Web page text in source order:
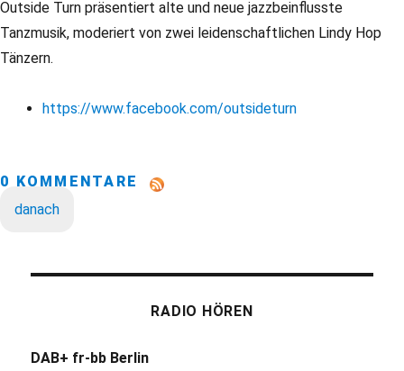
Outside Turn präsentiert alte und neue jazzbeinflusste
Tanzmusik, moderiert von zwei leidenschaftlichen Lindy Hop
Tänzern.
https://www.facebook.com/outsideturn
0 KOMMENTARE
danach
RADIO HÖREN
DAB+ fr-bb Berlin